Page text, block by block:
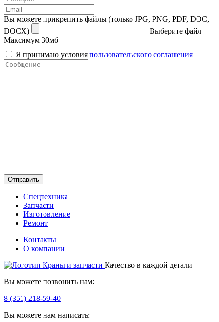
Вы можете прикрепить файлы (только JPG, PNG, PDF, DOC,
DOCX)
Выберите файл
Максимум 30мб
Я принимаю условия пользовательского соглашения
Отправить
Спецтехника
Запчасти
Изготовление
Ремонт
Контакты
О компании
Качество в каждой детали
Вы можете позвонить нам:
8 (351) 218-59-40
Вы можете нам написать: